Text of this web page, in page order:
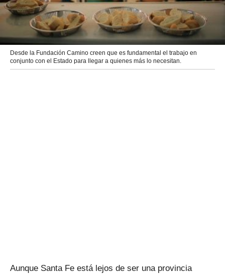
Desde la Fundación Camino creen que es fundamental el trabajo en
conjunto con el Estado para llegar a quienes más lo necesitan.
Aunque Santa Fe está lejos de ser una provincia